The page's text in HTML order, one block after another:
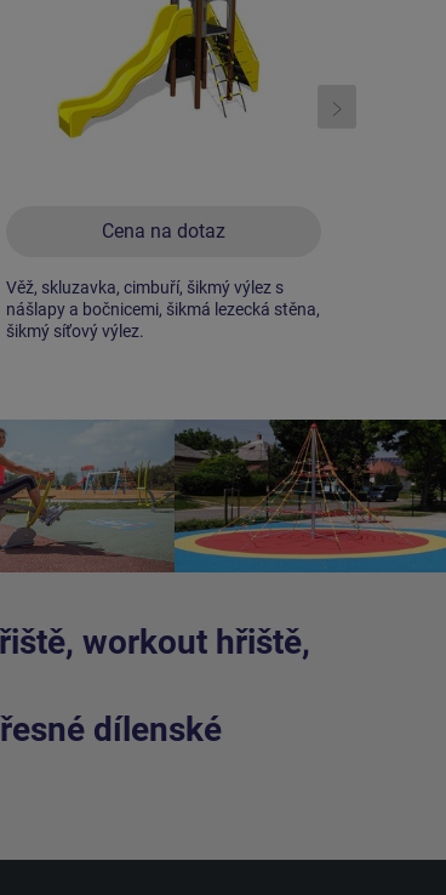
Cena na dotaz
Věž, skluzavka, cimbuří, šikmý výlez s
nášlapy a bočnicemi, šikmá lezecká stěna,
šikmý síťový výlez.
workout hřiště,
dílenské